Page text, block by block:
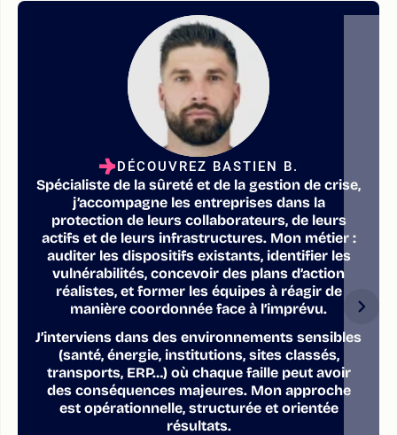
DÉCOUVREZ BASTIEN B.
Spécialiste de la sûreté et de la gestion de crise,
j’accompagne les entreprises dans la
protection de leurs collaborateurs, de leurs
actifs et de leurs infrastructures. Mon métier :
auditer les dispositifs existants, identifier les
vulnérabilités, concevoir des plans d’action
réalistes, et former les équipes à réagir de
manière coordonnée face à l’imprévu.
J’interviens dans des environnements sensibles
(santé, énergie, institutions, sites classés,
transports, ERP…) où chaque faille peut avoir
des conséquences majeures. Mon approche
est opérationnelle, structurée et orientée
résultats.